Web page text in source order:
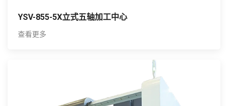
YSV-855-5X立式五轴加工中心
查看更多